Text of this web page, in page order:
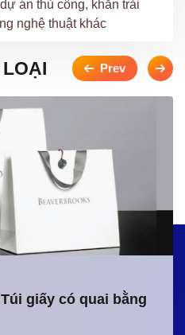
án thủ công, khăn trải
nghệ thuật khác
giấy có quai bằng